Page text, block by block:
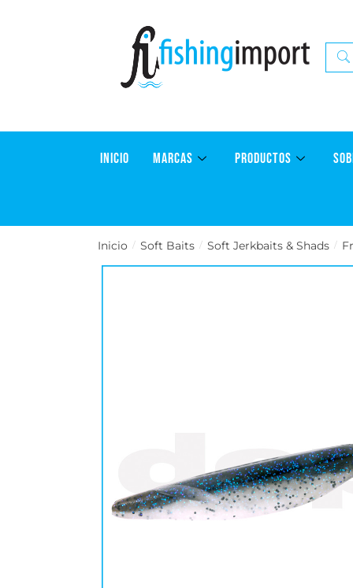
INICIO MARCAS PRODUCTOS
Inicio / Soft Baits / Soft Jerkbaits & Shads /